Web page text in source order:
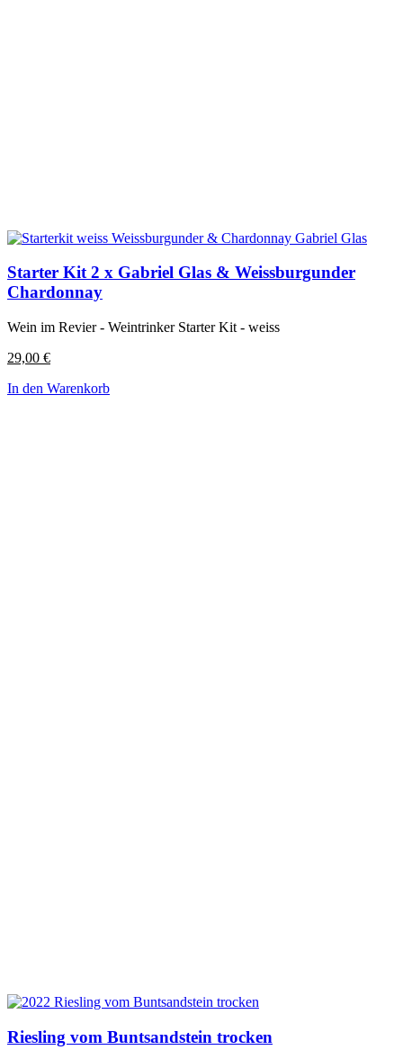
Starter Kit 2 x Gabriel Glas & Weissburgunder
Chardonnay
Wein im Revier - Weintrinker Starter Kit - weiss
29,00 €
In den Warenkorb
Riesling vom Buntsandstein trocken